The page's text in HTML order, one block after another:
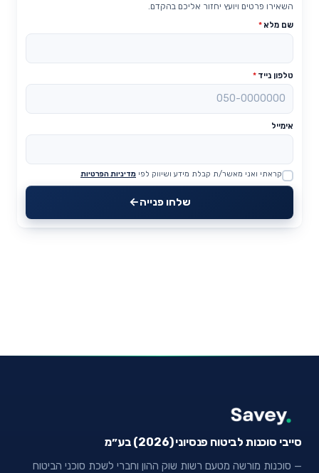
השאירו פרטים ויועץ יחזור אליכם בהקדם.
שם מלא*
טלפון נייד *
אימייל
Website
קראתי ואני מאשר/ת קבלת מידע ושיווק לפי מדיניות הפרטיות
שלחו פנייה
סייבי סוכנות לביטוח פנסיוני (2026) בע״מ
— סוכנות מורשה מטעם רשות שוק ההון וחברי לשכת סוכני הביטוח